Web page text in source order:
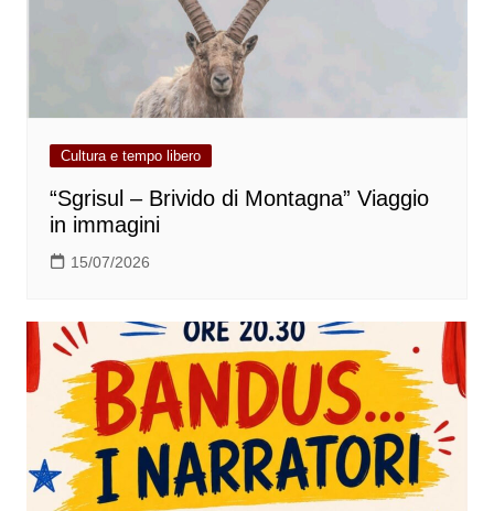
Cultura e tempo libero
“Sgrisul – Brivido di Montagna” Viaggio
in immagini
15/07/2026